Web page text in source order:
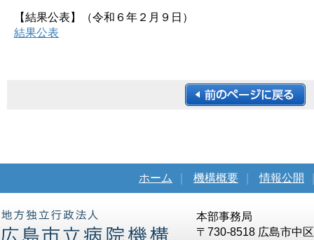
【結果公表】（令和６年２月９日）
結果公表
ホーム 機構概要 情報公開
本部事務局
〒730-8518 広島市中